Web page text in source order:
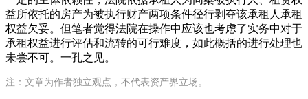
益所依托的房产为被执行财产两项条件径行剥夺该承租人承租
权益欠妥。但笔者觉得法院在操作中应该也考虑了实务中对于
承租权益进行评估和流转的可行难度，如此概括的进行处理也
未尝不可。一孔之见。
注：文章为作者独立观点，不代表资产界立场。